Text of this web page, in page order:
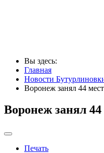
Вы здесь:
Главная
Новости
Воронеж занял 44
Воронеж занял
Печать